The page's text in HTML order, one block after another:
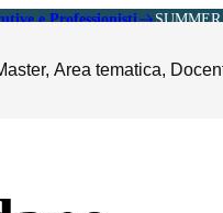
e Professionisti